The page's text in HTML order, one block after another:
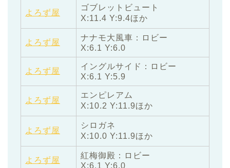
よろず屋
ゴブレットビュート
X:11.4 Y:9.4ほか
よろず屋
ナナモ大風車：ロビー
X:6.1 Y:6.0
よろず屋
イングルサイド：ロビー
X:6.1 Y:5.9
よろず屋
エンピレアム
X:10.2 Y:11.9ほか
よろず屋
シロガネ
X:10.0 Y:11.9ほか
よろず屋
紅梅御殿：ロビー
X:6.1 Y:6.0